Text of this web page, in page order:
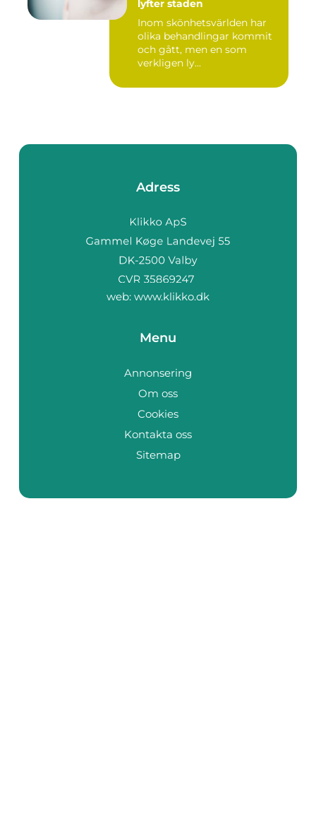
lyfter staden
Inom skönhetsvärlden har
olika behandlingar kommit
och gått, men en som
verkligen ly...
Adress
web: www.klikko.dk
Menu
Annonsering
Om oss
Cookies
Kontakta oss
Sitemap